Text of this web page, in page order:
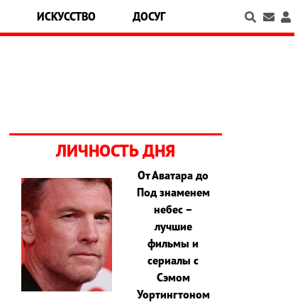
ИСКУССТВО ДОСУГ
ЛИЧНОСТЬ ДНЯ
От Аватара до
Под знаменем
небес –
лучшие
фильмы и
сериалы с
Сэмом
Уортингтоном